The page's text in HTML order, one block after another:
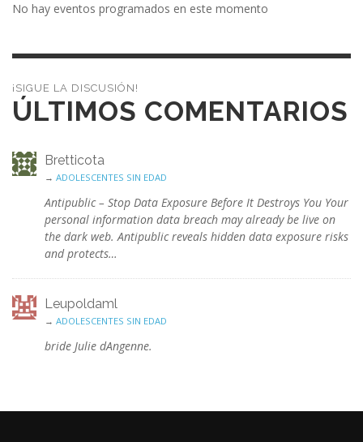
No hay eventos programados en este momento
¡SIGUE LA DISCUSIÓN!
ÚLTIMOS COMENTARIOS
Bretticota
→ ADOLESCENTES SIN EDAD
Antipublic – Stop Data Exposure Before It Destroys You Your
personal information data breach may already be live on
the dark web. Antipublic reveals hidden data exposure risks
and protects…
Leupoldaml
→ ADOLESCENTES SIN EDAD
bride Julie dAngenne.